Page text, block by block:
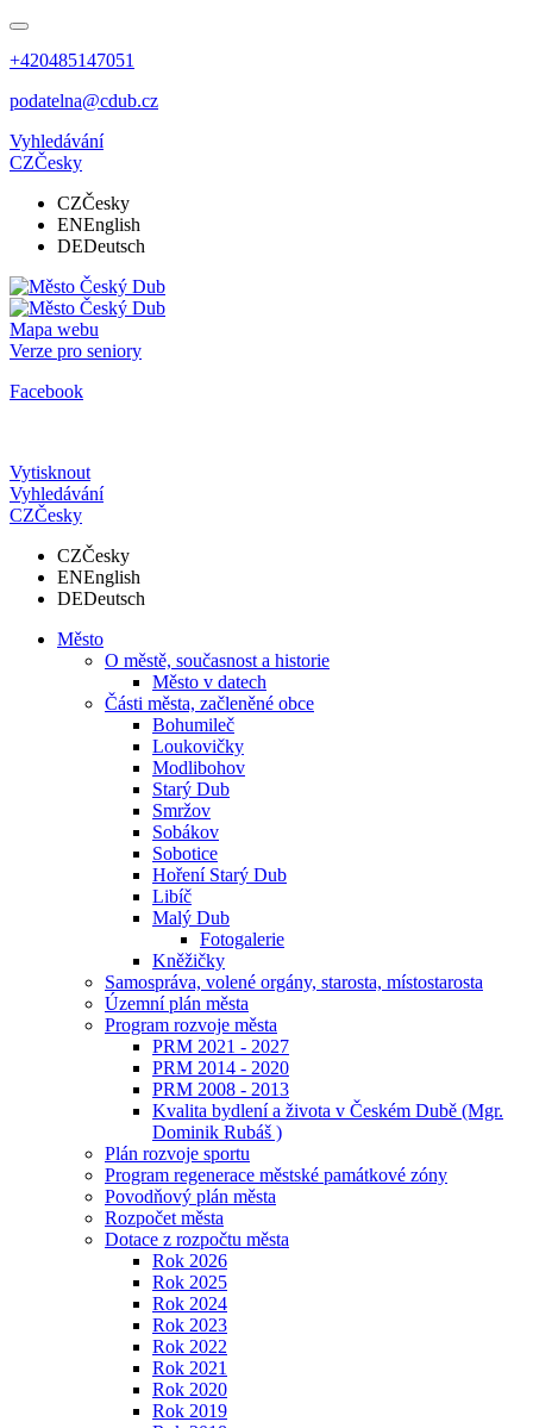
+420485147051
podatelna@cdub.cz
Vyhledávání
CZČesky
CZČesky
ENEnglish
DEDeutsch
Mapa webu
Verze pro seniory
Facebook
Vytisknout
Vyhledávání
CZČesky
CZČesky
ENEnglish
DEDeutsch
Město
O městě, současnost a historie
Město v datech
Části města, začleněné obce
Bohumileč
Loukovičky
Modlibohov
Starý Dub
Smržov
Sobákov
Sobotice
Hoření Starý Dub
Libíč
Malý Dub
Fotogalerie
Kněžičky
Samospráva, volené orgány, starosta, místostarosta
Územní plán města
Program rozvoje města
PRM 2021 - 2027
PRM 2014 - 2020
PRM 2008 - 2013
Kvalita bydlení a života v Českém Dubě (Mgr.
Dominik Rubáš )
Plán rozvoje sportu
Program regenerace městské památkové zóny
Povodňový plán města
Rozpočet města
Dotace z rozpočtu města
Rok 2026
Rok 2025
Rok 2024
Rok 2023
Rok 2022
Rok 2021
Rok 2020
Rok 2019